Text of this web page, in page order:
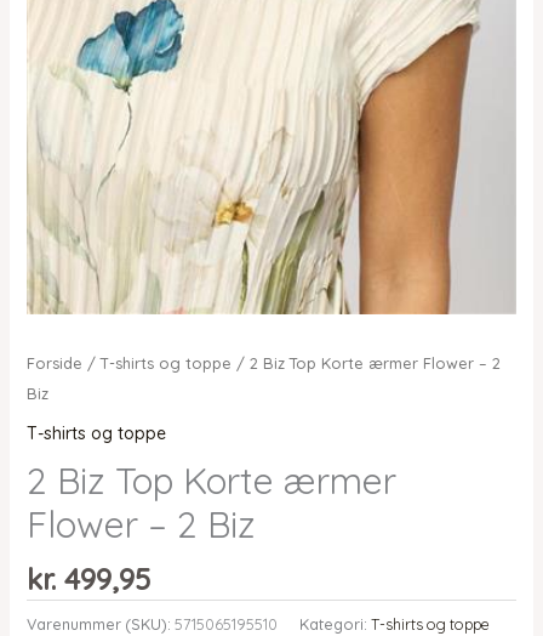
Forside /T-shirts og toppe / 2 Biz Top Korte ærmer Flower – 2
Biz
T-shirts og toppe
2 Biz Top Korte ærmer
Flower – 2 Biz
kr.499,95
Varenummer (SKU): 5715065195510 Kategori: T-shirts og toppe